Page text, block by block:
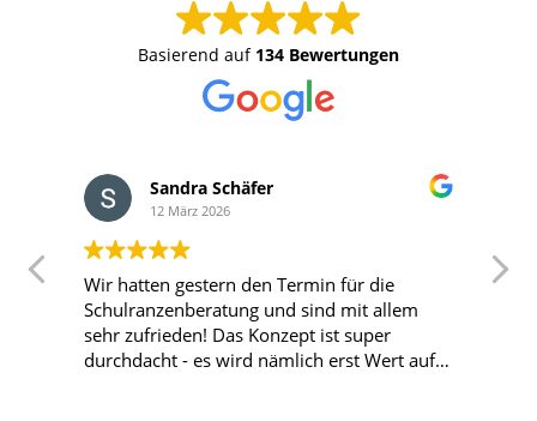
Basierend auf 134 Bewertungen
Sandra Schäfer
12 März 2026
Wir hatten gestern den Termin für die
Schulranzenberatung und sind mit allem
sehr zufrieden! Das Konzept ist super
durchdacht - es wird nämlich erst Wert auf